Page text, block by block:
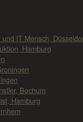
IT Mensch,
Hamburg
Bochum
Hamburg